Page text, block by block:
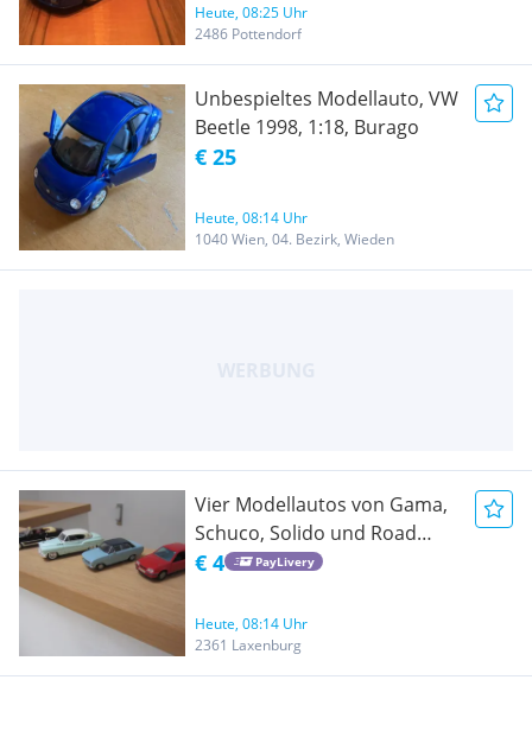
Heute, 08:25 Uhr
2486 Pottendorf
Unbespieltes Modellauto, VW
Beetle 1998, 1:18, Burago
€ 25
Heute, 08:14 Uhr
1040 Wien, 04. Bezirk, Wieden
Vier Modellautos von Gama,
Schuco, Solido und Road
Signature, Cadillac, Buick,
€ 4 PayLivery
Heute, 08:14 Uhr
2361 Laxenburg